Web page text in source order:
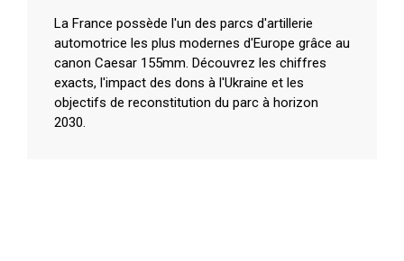
La France possède l'un des parcs d'artillerie
automotrice les plus modernes d'Europe grâce au
canon Caesar 155mm. Découvrez les chiffres
exacts, l'impact des dons à l'Ukraine et les
objectifs de reconstitution du parc à horizon
2030.